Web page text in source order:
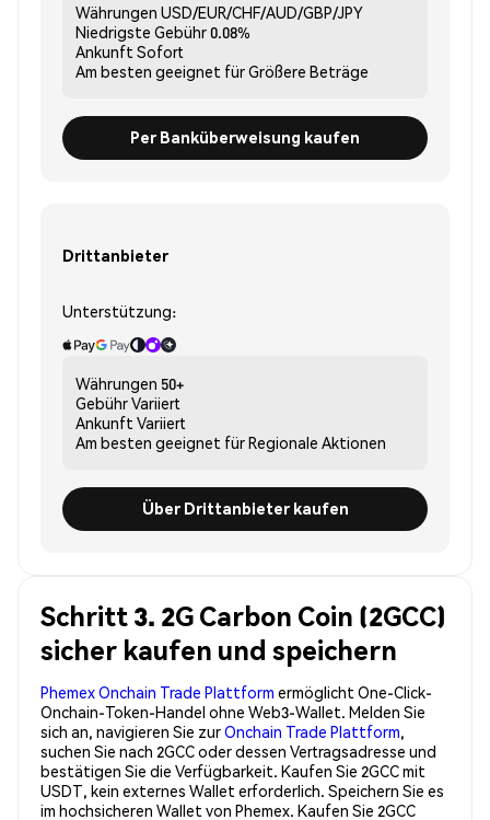
Währungen USD/EUR/CHF/AUD/GBP/JPY
Niedrigste Gebühr0.08%
Ankunft Sofort
Am besten geeignet fürGrößere Beträge
Per Banküberweisung kaufen
Drittanbieter
Unterstützung:
Währungen 50+
GebührVariiert
Ankunft Variiert
Am besten geeignet fürRegionale Aktionen
Über Drittanbieter kaufen
Schritt 3. 2G Carbon Coin (2GCC)
sicher kaufen und speichern
Phemex Onchain Trade Plattform ermöglicht One-Click-
Onchain-Token-Handel ohne Web3-Wallet. Melden Sie
sich an, navigieren Sie zurOnchain Trade Plattform,
suchen Sie nach 2GCC oder dessen Vertragsadresse und
bestätigen Sie die Verfügbarkeit. Kaufen Sie 2GCC mit
USDT, kein externes Wallet erforderlich. Speichern Sie es
im hochsicheren Wallet von Phemex. Kaufen Sie 2GCC